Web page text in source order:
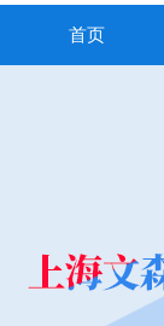
首页